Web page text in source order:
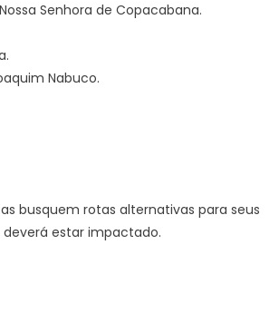
Senhora de Copacabana.
Nabuco.
busquem rotas alternativas para seus
deverá estar impactado.